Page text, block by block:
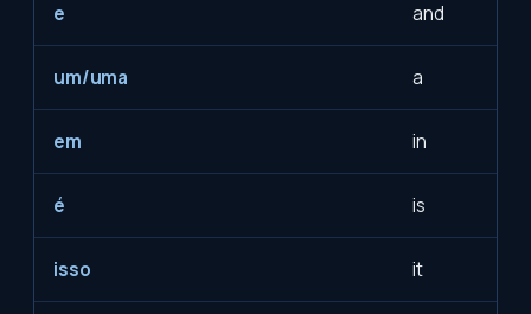
e and
um/uma a
em in
é is
isso it